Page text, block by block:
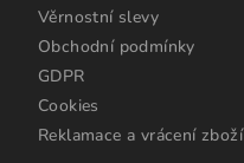
Věrnostní slevy
Obchodní podmínky
GDPR
Cookies
Reklamace a vrácení zboží